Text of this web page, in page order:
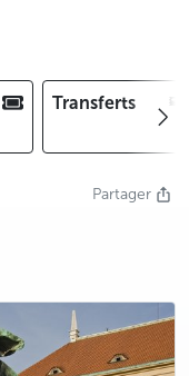
Transferts
Partager